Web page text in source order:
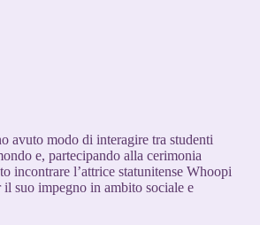
avuto modo di interagire tra studenti
e, partecipando alla cerimonia
incontrare l’attrice statunitense Whoopi
suo impegno in ambito sociale e